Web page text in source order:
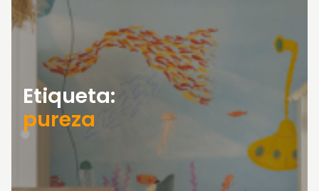
Etiqueta:
pureza